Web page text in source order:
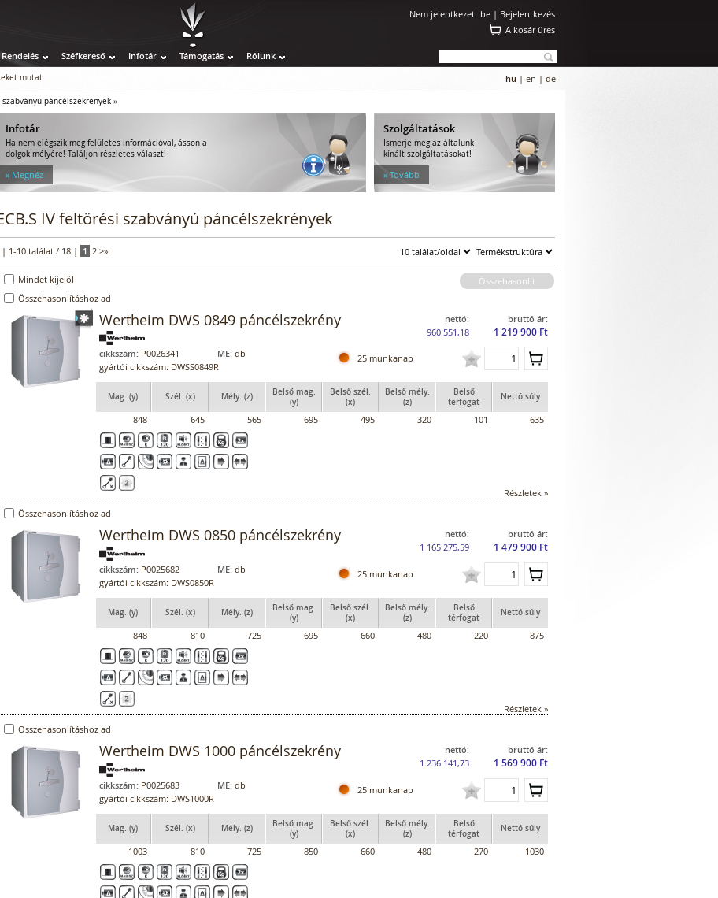
Nem jelentkezett be | Bejelentkezés
A kosár üres
Rendelés Széfkereső Infotár Támogatás Rólunk
mutat hu | en | de
szabványú páncélszekrények »
Infotár
Ha nem elégszik meg felületes információval, ásson a
dolgok mélyére! Találjon részletes választ!
» Megnéz
Szolgáltatások
Ismerje meg az általunk
kínált szolgáltatásokat!
» Tovább
IV feltörési szabványú páncélszekrények
| 1-10 találat / 18 | 1 2 >»
Mindet kijelöl
Összehasonlít
Összehasonlításhoz ad
nettó:
960 551,18
bruttó ár:
1 219 900 Ft
Wertheim DWS 0849 páncélszekrény
cikkszám: P0026341 ME: db 25 munkanap
gyártói cikkszám: DWSS0849R
Mag. (y) Szél. (x) Mély. (z)
Belső mag.
(y)
Belső szél.
(x)
Belső mély.
(z)
Belső
térfogat
Nettó súly
848 645 565 695 495 320 101 635
Részletek »
Összehasonlításhoz ad
nettó:
1 165 275,59
bruttó ár:
1 479 900 Ft
Wertheim DWS 0850 páncélszekrény
cikkszám: P0025682 ME: db 25 munkanap
gyártói cikkszám: DWS0850R
Mag. (y) Szél. (x) Mély. (z)
Belső mag.
(y)
Belső szél.
(x)
Belső mély.
(z)
Belső
térfogat
Nettó súly
848 810 725 695 660 480 220 875
Részletek »
Összehasonlításhoz ad
nettó:
1 236 141,73
bruttó ár:
1 569 900 Ft
Wertheim DWS 1000 páncélszekrény
cikkszám: P0025683 ME: db 25 munkanap
gyártói cikkszám: DWS1000R
Mag. (y) Szél. (x) Mély. (z)
Belső mag.
(y)
Belső szél.
(x)
Belső mély.
(z)
Belső
térfogat
Nettó súly
1003 810 725 850 660 480 270 1030